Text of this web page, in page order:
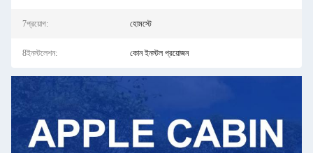
7প্রয়োগ: হোমস্টে
8ইনস্টলেশন: কোন ইনস্টল প্রয়োজন